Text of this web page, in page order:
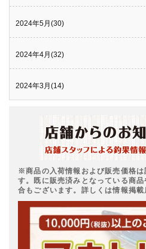
2024年5月(30)
2024年4月(32)
2024年3月(14)
※商品の入荷情報および販売価格は
す。既に販売済みとなっている商
合もございます。詳しくは情報掲載